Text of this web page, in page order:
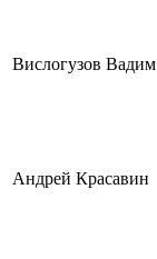
Вислогузов Вадим
Андрей Красавин